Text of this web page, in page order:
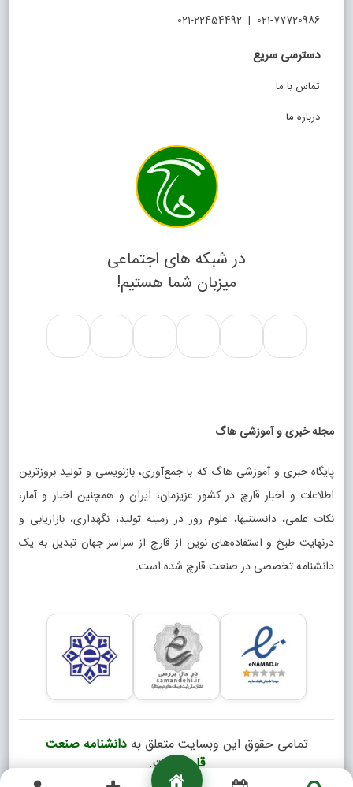
021-77720986 | 021-22454492
دسترسی سریع
تماس با ما
درباره ما
در شبکه های اجتماعی
میزبان شما هستیم!
مجله خبری و آموزشی هاگ
پایگاه خبری و آموزشی هاگ که با جمع‌آوری، بازنویسی و تولید بروزترین
اطلاعات و اخبار قارچ در کشور عزیزمان، ایران و همچنین اخبار و آمار،
نکات علمی، دانستنیها، علوم روز در زمینه تولید، نگهداری، بازاریابی و
درنهایت طبخ و استفاده‌های نوین از قارچ از سراسر جهان تبدیل به یک
دانشنامه تخصصی در صنعت قارچ شده است.
تمامی حقوق این وبسایت متعلق بهدانشنامه صنعت
قارچ است.